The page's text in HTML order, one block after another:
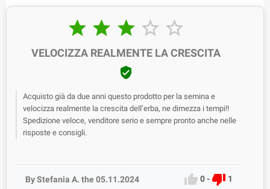
    
VELOCIZZA REALMENTE LA CRESCITA

Acquisto già da due anni questo prodotto per la semina e
velocizza realmente la crescita dell’erba, ne dimezza i tempi!!
Spedizione veloce, venditore serio e sempre pronto anche nelle
risposte e consigli.
By Stefania A. the 05.11.2024  0-  1